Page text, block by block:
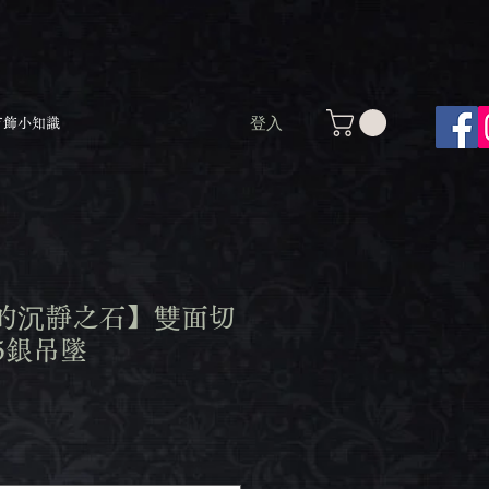
飾小知識 登入
沉靜之石】雙面切
吊墜